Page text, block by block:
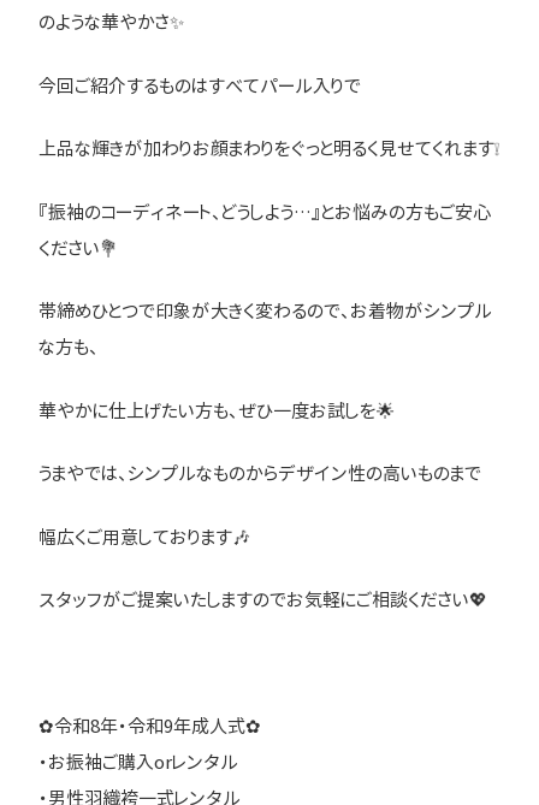
のような華やかさ✨
今回ご紹介するものはすべてパール入りで
上品な輝きが加わりお顔まわりをぐっと明るく見せてくれます❕
『振袖のコーディネート、どうしよう…』とお悩みの方もご安心
ください💐
帯締めひとつで印象が大きく変わるので、お着物がシンプル
な方も、
華やかに仕上げたい方も、ぜひ一度お試しを🌟
うまやでは、シンプルなものからデザイン性の高いものまで
幅広くご用意しております🎶
スタッフがご提案いたしますのでお気軽にご相談ください💖
✿令和8年・令和9年成人式✿
・お振袖ご購入orレンタル
・男性羽織袴一式レンタル